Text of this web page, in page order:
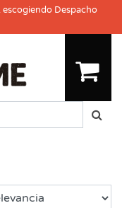
escogiendo Despacho